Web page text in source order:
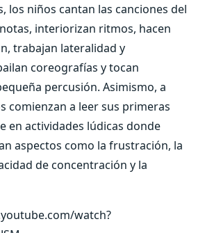
los niños cantan las canciones del
interiorizan ritmos, hacen
trabajan lateralidad y
coreografías y tocan
percusión. Asimismo, a
comienzan a leer sus primeras
en actividades lúdicas donde
aspectos como la frustración, la
de concentración y la
watch?